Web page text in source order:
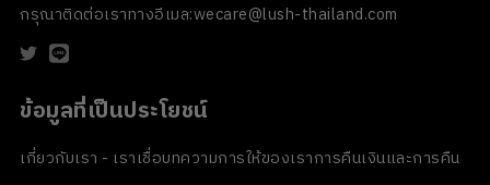
กรุณาติดต่อเราทางอีเมล:wecare@lush-thailand.com
ข้อมูลที่เป็นประโยชน์
เกี่ยวกับเรา - เราเชื่อบทความการให้ของเราการคืนเงินและการคืน